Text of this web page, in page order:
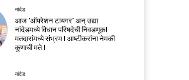
नांदेड
आज ‘ऑपरेशन टायगर’ अन् उद्या
नांदेडमध्ये विधान परिषदेची निवडणूक!
मतदारांमध्ये संभ्रम ! आष्टीकरांना नेमकी
कुणाची मते !
नांदेड